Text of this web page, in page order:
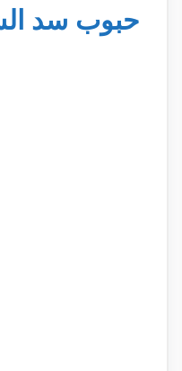
حبوب سد